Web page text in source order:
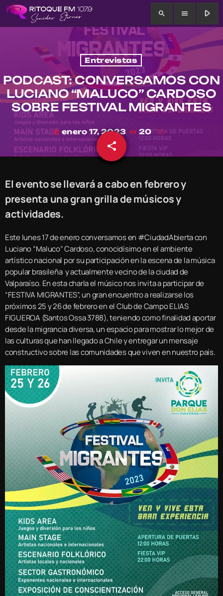
search menu play_arrow
Entrevistas
PODCAST: CONVERSAMOS CON
LUCIANO “MALUCO” CARDOSO
SOBRE FESTIVAL MIGRANTES
today enero 17, 2023 20
share
email
El evento se llevará a cabo en febrero y
presenta una gran grilla de músicos y
actividades.
Este lunes 17 de enero conversamos en #CiudadAbierta con
Luciano “Maluco” Cardoso, conocidísimo en el ambiente
artístico nacional por su participación en la escena de la música
popular brasileña y actualmente vecino de la ciudad de
Valparaíso. En esta charla el músico nos invita a participar de
“FESTIVA MIGRANTES”, un gran encuentro a realizarse los
próximos 25 y 26 de febrero en el Club de Campo ELIAS
FIGUEROA (Santos Ossa 3788), teniendo como finalidad aportar
desde la migrancia diversa, un espacio para mostrar lo mejor de
las culturas que han llegado a Chile y entregar un mensaje
constructivo sobre las comunidades que viven en nuestro país.